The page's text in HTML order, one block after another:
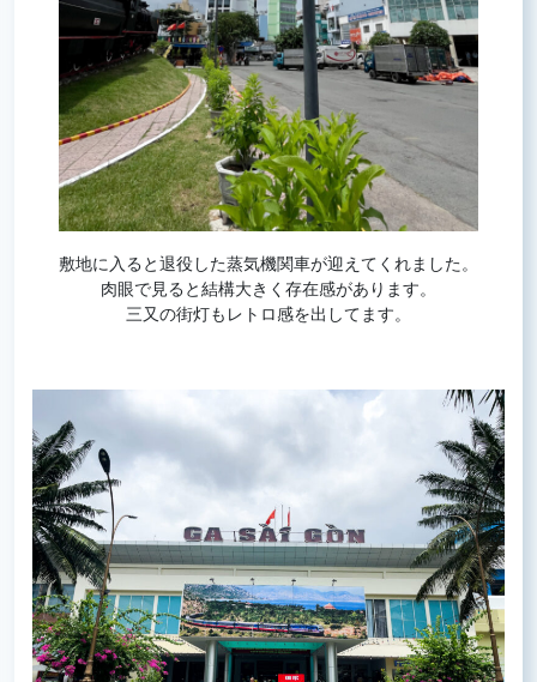
敷地に入ると退役した蒸気機関車が迎えてくれました。
肉眼で見ると結構大きく存在感があります。
三又の街灯もレトロ感を出してます。